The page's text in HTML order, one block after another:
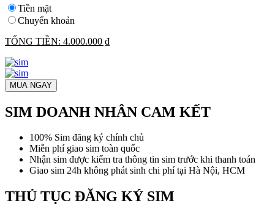
Tiền mặt
Chuyển khoản
TỔNG TIỀN: 4.000.000 ₫
MUA NGAY
SIM DOANH NHÂN CAM KẾT
100% Sim đăng ký chính chủ
Miễn phí giao sim toàn quốc
Nhận sim được kiểm tra thông tin sim trước khi thanh toán
Giao sim 24h không phát sinh chi phí tại Hà Nội, HCM
THỦ TỤC ĐĂNG KÝ SIM